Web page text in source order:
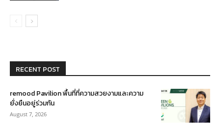
RECENT POST
remood Pavilion พื้นที่ที่ความสวยงามและความ
ยั่งยืนอยู่ร่วมกัน
August 7, 2026